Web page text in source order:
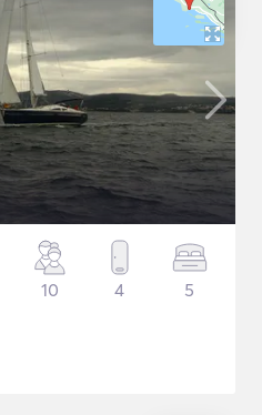
10 4 5